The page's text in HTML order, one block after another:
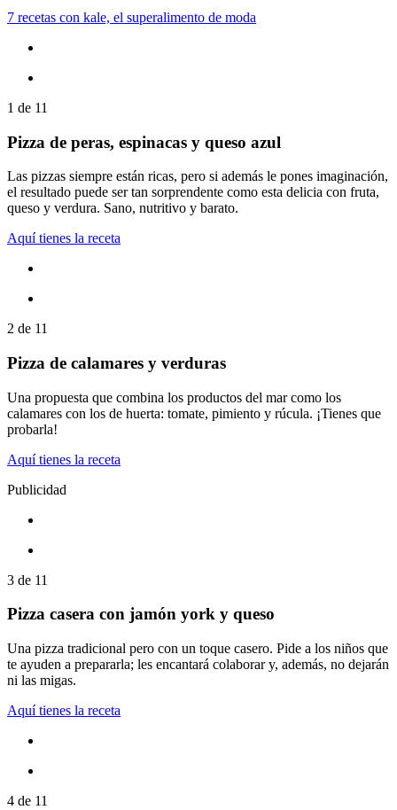
7 recetas con kale, el superalimento de moda
1 de 11
Pizza de peras, espinacas y queso azul
Las pizzas siempre están ricas, pero si además le pones imaginación,
el resultado puede ser tan sorprendente como esta delicia con fruta,
queso y verdura. Sano, nutritivo y barato.
Aquí tienes la receta
2 de 11
Pizza de calamares y verduras
Una propuesta que combina los productos del mar como los
calamares con los de huerta: tomate, pimiento y rúcula. ¡Tienes que
probarla!
Aquí tienes la receta
Publicidad
3 de 11
Pizza casera con jamón york y queso
Una pizza tradicional pero con un toque casero. Pide a los niños que
te ayuden a prepararla; les encantará colaborar y, además, no dejarán
ni las migas.
Aquí tienes la receta
4 de 11